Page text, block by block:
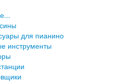
для пианино
инструменты